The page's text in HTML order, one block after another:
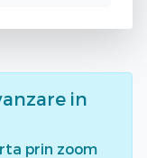
in
prin zoom